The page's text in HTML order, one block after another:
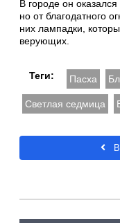
В городе он
но от благодатного
них лампадки,
верующих.
Теги: Пасха
Светлая седмица